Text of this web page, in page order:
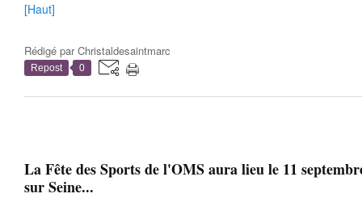
[Haut]
Rédigé parChristaldesaintmarc
Repost 0
La Fête des Sports de l'OMS aura lieu le 11
sur Seine...